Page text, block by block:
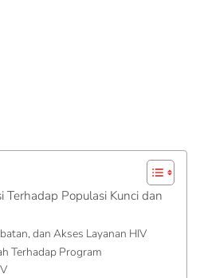
Terhadap Populasi Kunci dan
dan Akses Layanan HIV
Terhadap Program